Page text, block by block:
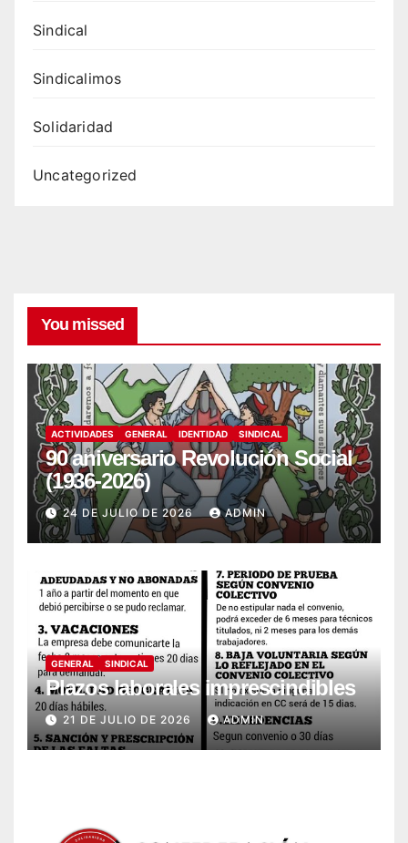
Sindical
Sindicalimos
Solidaridad
Uncategorized
You missed
ACTIVIDADES GENERAL IDENTIDAD SINDICAL
90 aniversario Revolución Social
(1936-2026)
24 DE JULIO DE 2026 ADMIN
GENERAL SINDICAL
Plazos laborales imprescindibles
21 DE JULIO DE 2026 ADMIN